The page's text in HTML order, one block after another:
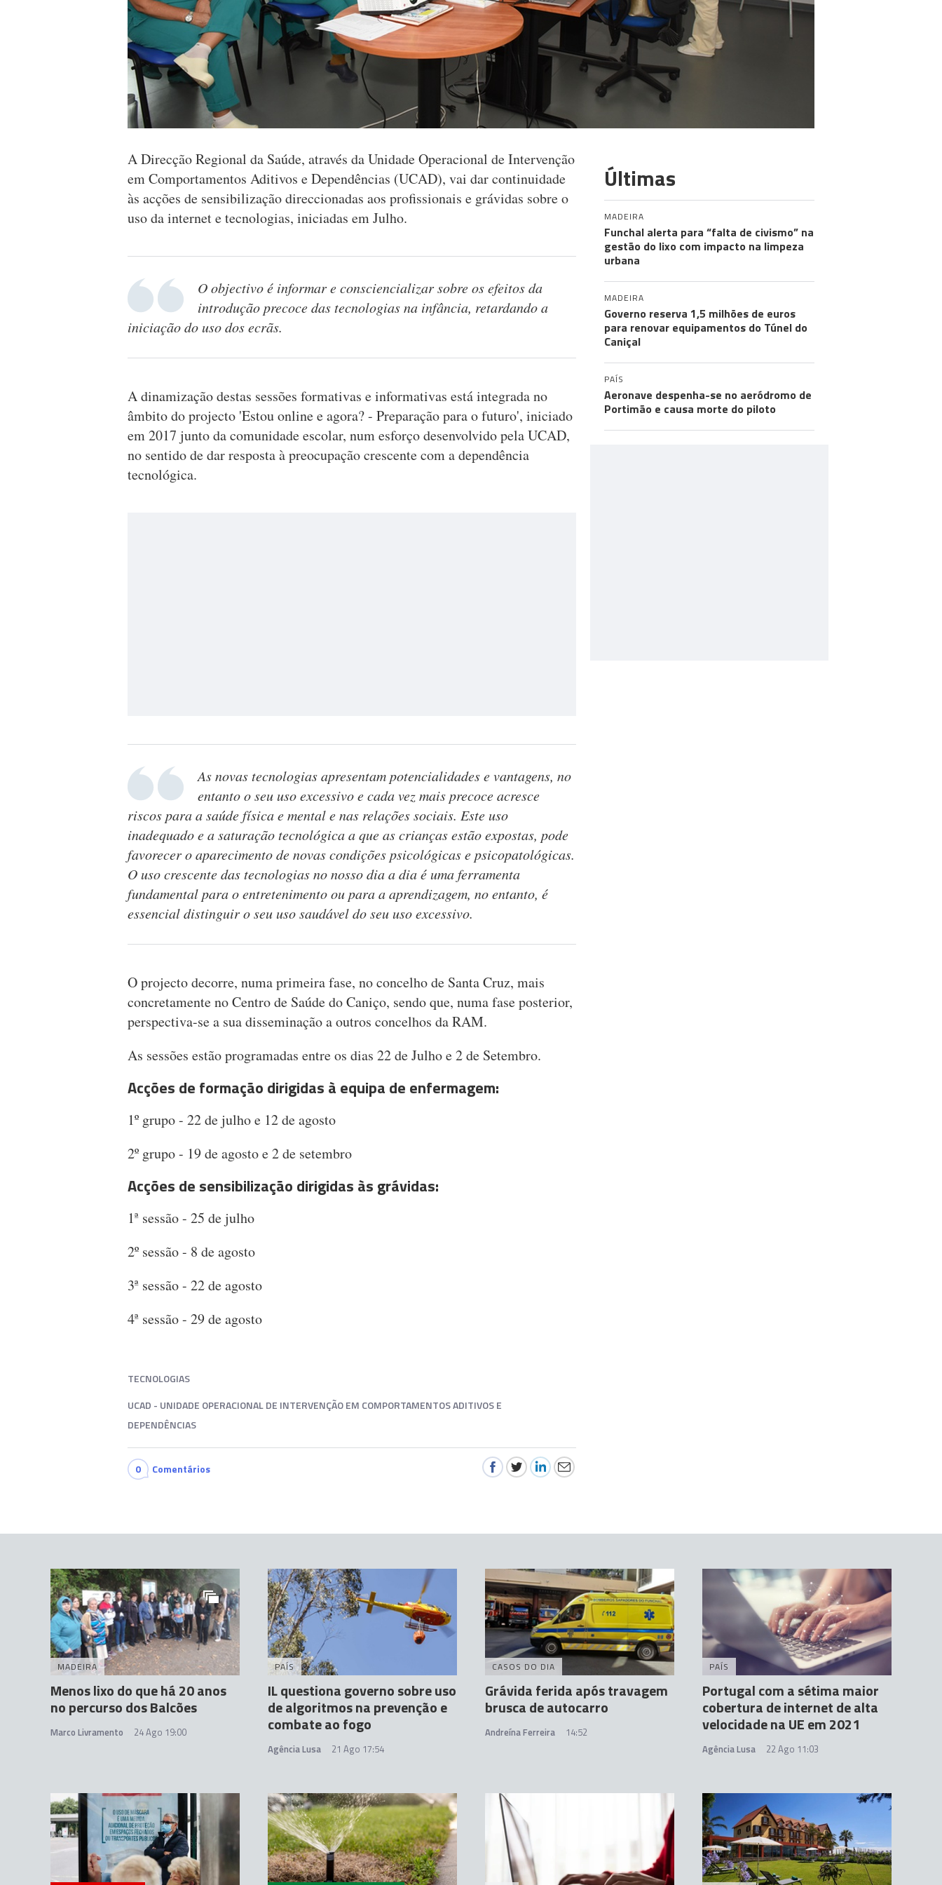
A Direcção Regional da Saúde, através da Unidade Operacional de Intervenção
em Comportamentos Aditivos e Dependências (UCAD), vai dar continuidade
às acções de sensibilização direccionadas aos profissionais e grávidas sobre o
uso da internet e tecnologias, iniciadas em Julho.
O objectivo é informar e consciencializar sobre os efeitos da
introdução precoce das tecnologias na infância, retardando a
iniciação do uso dos ecrãs.
A dinamização destas sessões formativas e informativas está integrada no
âmbito do projecto 'Estou online e agora? - Preparação para o futuro', iniciado
em 2017 junto da comunidade escolar, num esforço desenvolvido pela UCAD,
no sentido de dar resposta à preocupação crescente com a dependência
tecnológica.
As novas tecnologias apresentam potencialidades e vantagens, no
entanto o seu uso excessivo e cada vez mais precoce acresce
riscos para a saúde física e mental e nas relações sociais. Este uso
inadequado e a saturação tecnológica a que as crianças estão expostas, pode
favorecer o aparecimento de novas condições psicológicas e psicopatológicas.
O uso crescente das tecnologias no nosso dia a dia é uma ferramenta
fundamental para o entretenimento ou para a aprendizagem, no entanto, é
essencial distinguir o seu uso saudável do seu uso excessivo.
O projecto decorre, numa primeira fase, no concelho de Santa Cruz, mais
concretamente no Centro de Saúde do Caniço, sendo que, numa fase posterior,
perspectiva-se a sua disseminação a outros concelhos da RAM.
As sessões estão programadas entre os dias 22 de Julho e 2 de Setembro.
Acções de formação dirigidas à equipa de enfermagem:
1º grupo - 22 de julho e 12 de agosto
2º grupo - 19 de agosto e 2 de setembro
Acções de sensibilização dirigidas às grávidas:
1ª sessão - 25 de julho
2º sessão - 8 de agosto
3ª sessão - 22 de agosto
4ª sessão - 29 de agosto
TECNOLOGIAS
UCAD - UNIDADE OPERACIONAL DE INTERVENÇÃO EM COMPORTAMENTOS ADITIVOS E
DEPENDÊNCIAS
0 Comentários
Últimas
MADEIRA
Funchal alerta para “falta de civismo” na
gestão do lixo com impacto na limpeza
urbana
MADEIRA
Governo reserva 1,5 milhões de euros
para renovar equipamentos do Túnel do
Caniçal
PAÍS
Aeronave despenha-se no aeródromo de
Portimão e causa morte do piloto
MADEIRA
Menos lixo do que há 20 anos
no percurso dos Balcões
Marco Livramento 24 Ago 19:00
PAÍS
IL questiona governo sobre uso
de algoritmos na prevenção e
combate ao fogo
Agência Lusa 21 Ago 17:54
CASOS DO DIA
Grávida ferida após travagem
brusca de autocarro
Andreína Ferreira 14:52
PAÍS
Portugal com a sétima maior
cobertura de internet de alta
velocidade na UE em 2021
Agência Lusa 22 Ago 11:03